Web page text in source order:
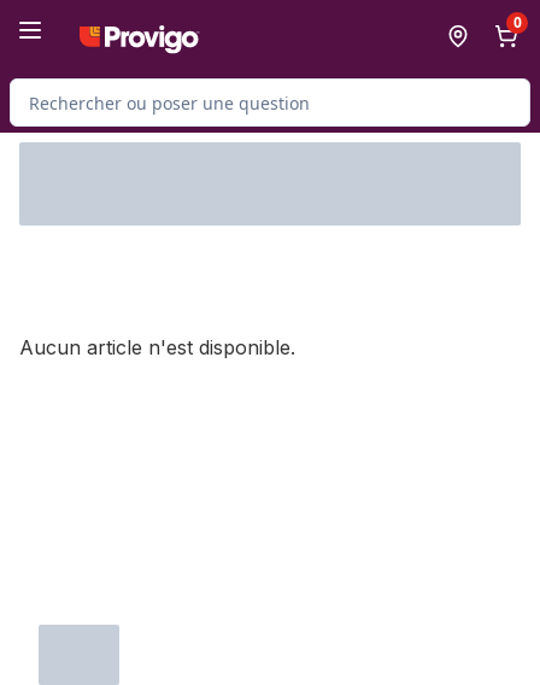
0
Rechercher des produits
Aucun article n'est disponible.